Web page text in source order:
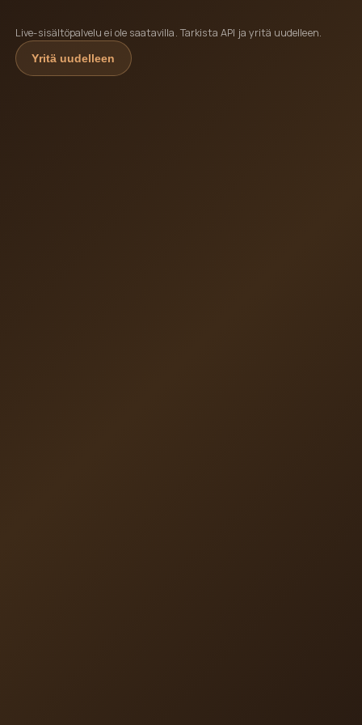
Live-sisältöpalvelu ei ole saatavilla. Tarkista API ja yritä uudelleen.
Yritä uudelleen